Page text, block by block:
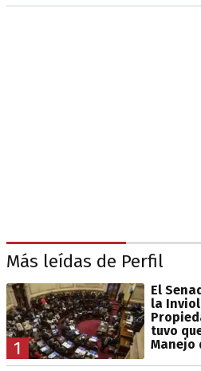
Más leídas de Perfil
1
El
la
tuvo
Manejo